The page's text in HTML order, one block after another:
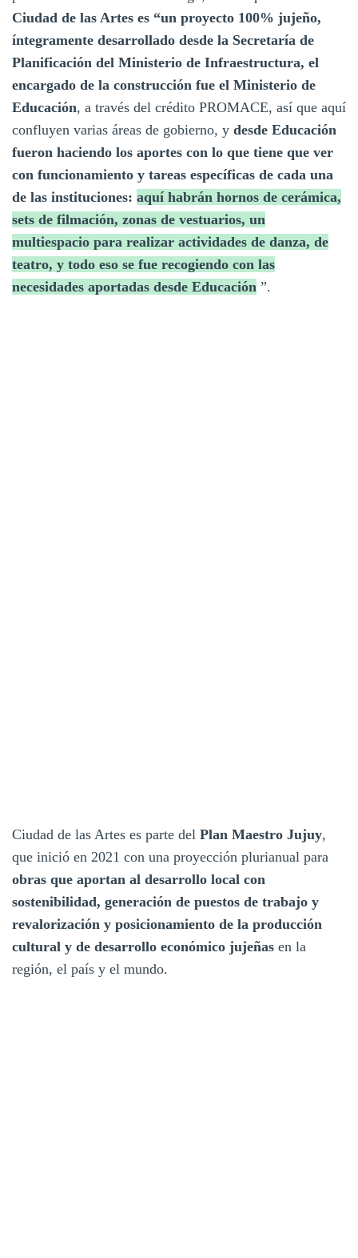
Ciudad de las Artes es “un proyecto 100% jujeño,
íntegramente desarrollado desde la Secretaría de
Planificación del Ministerio de Infraestructura, el
encargado de la construcción fue el Ministerio de
Educación, a través del crédito PROMACE, así que aquí
confluyen varias áreas de gobierno, y desde Educación
fueron haciendo los aportes con lo que tiene que ver
con funcionamiento y tareas específicas de cada una
de las instituciones: aquí habrán hornos de cerámica,
sets de filmación, zonas de vestuarios, un
multiespacio para realizar actividades de danza, de
teatro, y todo eso se fue recogiendo con las
necesidades aportadas desde Educación ”.
Ciudad de las Artes es parte del Plan Maestro Jujuy,
que inició en 2021 con una proyección plurianual para
obras que aportan al desarrollo local con
sostenibilidad, generación de puestos de trabajo y
revalorización y posicionamiento de la producción
cultural y de desarrollo económico jujeñas en la
región, el país y el mundo.